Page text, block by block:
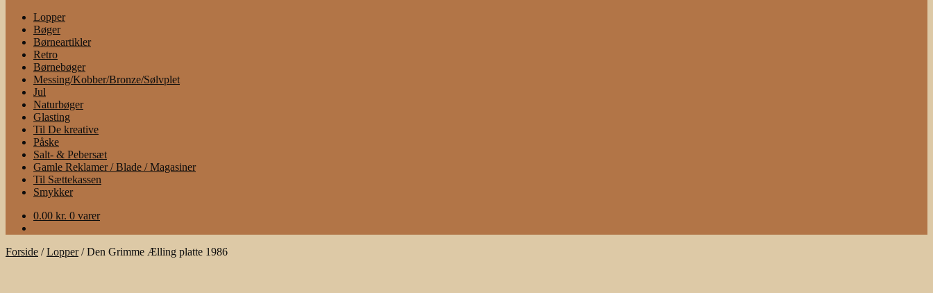
Lopper
Bøger
Børneartikler
Retro
Børnebøger
Messing/Kobber/Bronze/Sølvplet
Jul
Naturbøger
Glasting
Til De kreative
Påske
Salt- & Pebersæt
Gamle Reklamer / Blade / Magasiner
Til Sættekassen
Smykker
0.00 kr. 0 varer
Forside /Lopper/Den Grimme Ælling platte 1986